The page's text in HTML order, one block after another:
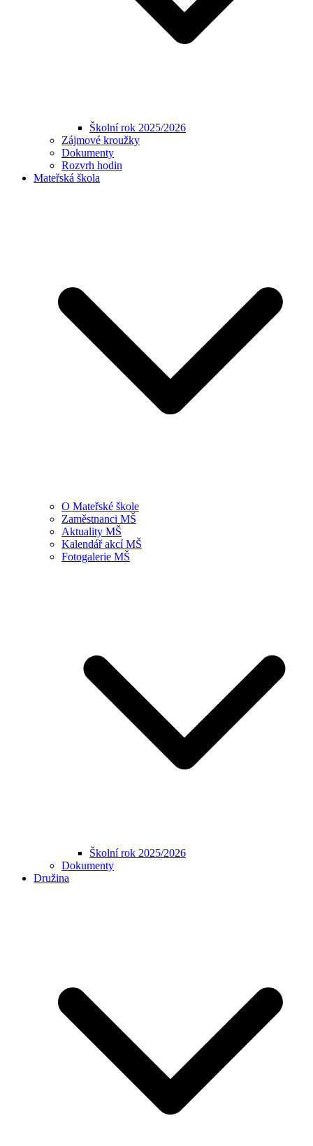
Školní rok 2025/2026
Zájmové kroužky
Dokumenty
Rozvrh hodin
Mateřská škola
O Mateřské škole
Zaměstnanci MŠ
Aktuality MŠ
Kalendář akcí MŠ
Fotogalerie MŠ
Školní rok 2025/2026
Dokumenty
Družina